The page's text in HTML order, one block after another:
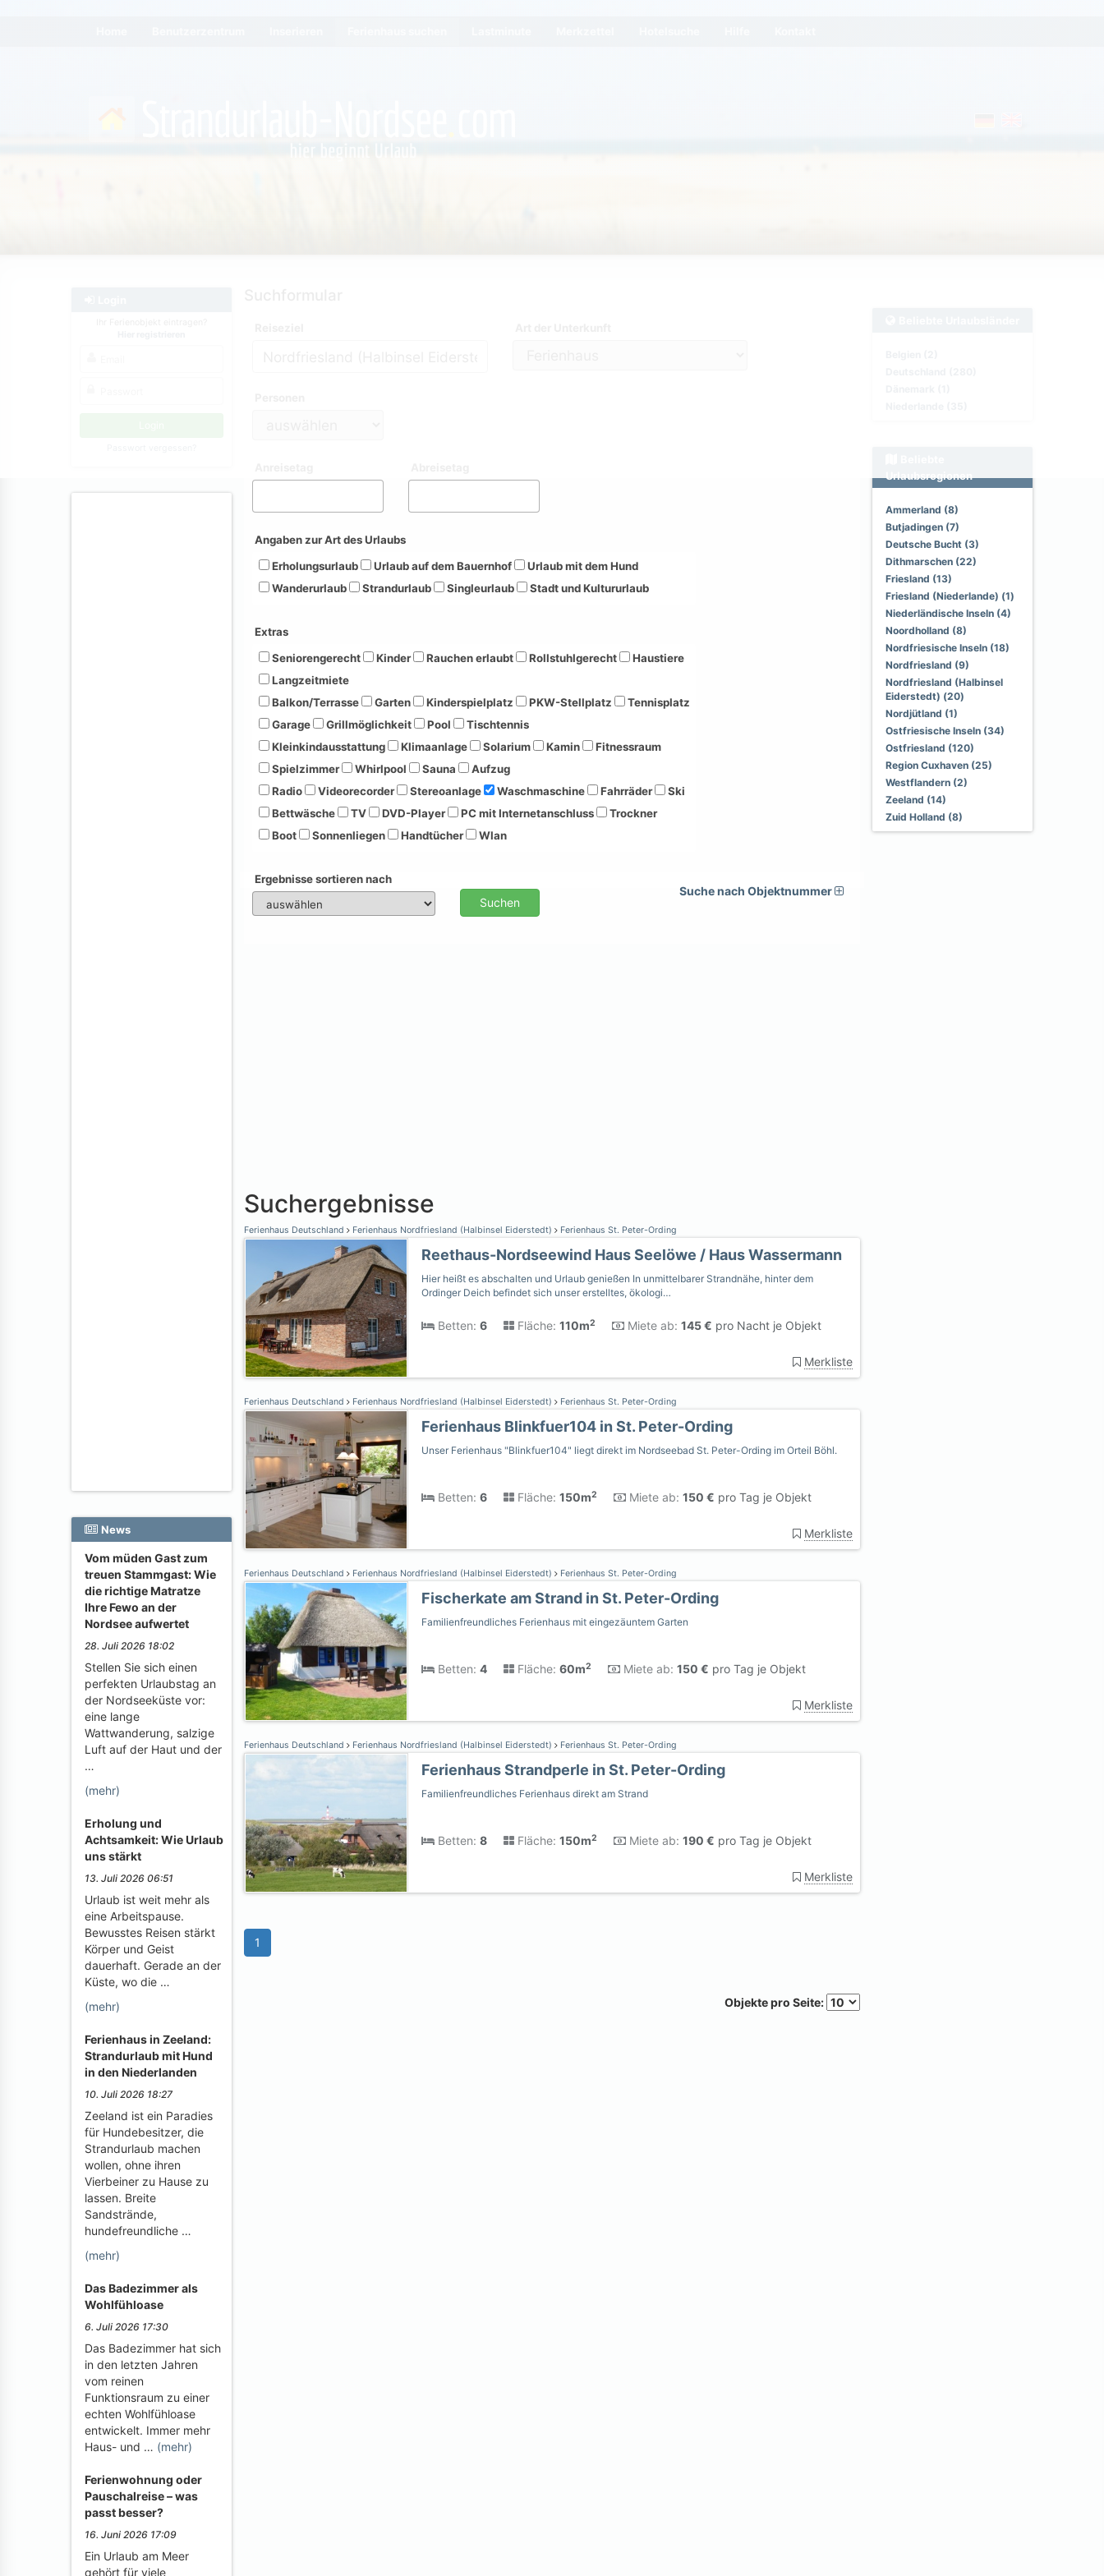
News
Vom müden Gast zum
treuen Stammgast: Wie
die richtige Matratze
Ihre Fewo an der
Nordsee aufwertet
28. Juli 2026 18:02
Stellen Sie sich einen
perfekten Urlaubstag an
der Nordseeküste vor:
eine lange
Wattwanderung, salzige
Luft auf der Haut und der
…
(mehr)
Erholung und
Achtsamkeit: Wie Urlaub
uns stärkt
13. Juli 2026 06:51
Urlaub ist weit mehr als
eine Arbeitspause.
Bewusstes Reisen stärkt
Körper und Geist
dauerhaft. Gerade an der
Küste, wo die …
(mehr)
Ferienhaus in Zeeland:
Strandurlaub mit Hund
in den Niederlanden
10. Juli 2026 18:27
Zeeland ist ein Paradies
für Hundebesitzer, die
Strandurlaub machen
wollen, ohne ihren
Vierbeiner zu Hause zu
lassen. Breite
Sandstrände,
hundefreundliche …
(mehr)
Das Badezimmer als
Wohlfühloase
6. Juli 2026 17:30
Das Badezimmer hat sich
in den letzten Jahren
vom reinen
Funktionsraum zu einer
echten Wohlfühloase
entwickelt. Immer mehr
Haus- und … (mehr)
Ferienwohnung oder
Pauschalreise – was
passt besser?
16. Juni 2026 17:09
Ein Urlaub am Meer
gehört für viele
Angaben zur Art des Urlaubs
Erholungsurlaub
Urlaub auf dem Bauernhof
Urlaub mit dem Hund
Wanderurlaub
Strandurlaub Singleurlaub Stadt und Kultururlaub
Extras
Seniorengerecht
Kinder Rauchen erlaubt Rollstuhlgerecht
Haustiere
Langzeitmiete
Balkon/Terrasse
Garten Kinderspielplatz PKW-Stellplatz
Tennisplatz
Garage
Grillmöglichkeit Pool
Tischtennis
Kleinkindausstattung
Klimaanlage Solarium Kamin
Fitnessraum
Spielzimmer
Whirlpool Sauna
Aufzug
Radio
Videorecorder Stereoanlage Waschmaschine Fahrräder
Ski
Bettwäsche
TV DVD-Player PC mit Internetanschluss
Trockner
Boot
Sonnenliegen Handtücher Wlan
Ergebnisse sortieren nach
Suchen
Suche nach Objektnummer
Suchergebnisse
Ferienhaus Deutschland Ferienhaus Nordfriesland (Halbinsel Eiderstedt) Ferienhaus St. Peter-Ording
Reethaus-Nordseewind Haus Seelöwe / Haus Wassermann
Hier heißt es abschalten und Urlaub genießen In unmittelbarer Strandnähe, hinter dem
Ordinger Deich befindet sich unser erstelltes, ökologi…
Betten: 6 Fläche: 110m2 Miete ab: 145 € pro Nacht je Objekt
Merkliste
Ferienhaus Deutschland Ferienhaus Nordfriesland (Halbinsel Eiderstedt) Ferienhaus St. Peter-Ording
Ferienhaus Blinkfuer104 in St. Peter-Ording
Unser Ferienhaus "Blinkfuer104" liegt direkt im Nordseebad St. Peter-Ording im Orteil Böhl.
Betten: 6 Fläche: 150m2 Miete ab: 150 € pro Tag je Objekt
Merkliste
Ferienhaus Deutschland Ferienhaus Nordfriesland (Halbinsel Eiderstedt) Ferienhaus St. Peter-Ording
Fischerkate am Strand in St. Peter-Ording
Familienfreundliches Ferienhaus mit eingezäuntem Garten
Betten: 4 Fläche: 60m2 Miete ab: 150 € pro Tag je Objekt
Merkliste
Ferienhaus Deutschland Ferienhaus Nordfriesland (Halbinsel Eiderstedt) Ferienhaus St. Peter-Ording
Ferienhaus Strandperle in St. Peter-Ording
Familienfreundliches Ferienhaus direkt am Strand
Betten: 8 Fläche: 150m2 Miete ab: 190 € pro Tag je Objekt
Merkliste
1
Objekte pro Seite:
Urlaubsregionen
Ammerland (8)
Butjadingen (7)
Deutsche Bucht (3)
Dithmarschen (22)
Friesland (13)
Friesland (Niederlande) (1)
Niederländische Inseln (4)
Noordholland (8)
Nordfriesische Inseln (18)
Nordfriesland (9)
Nordfriesland (Halbinsel
Eiderstedt) (20)
Nordjütland (1)
Ostfriesische Inseln (34)
Ostfriesland (120)
Region Cuxhaven (25)
Westflandern (2)
Zeeland (14)
Zuid Holland (8)